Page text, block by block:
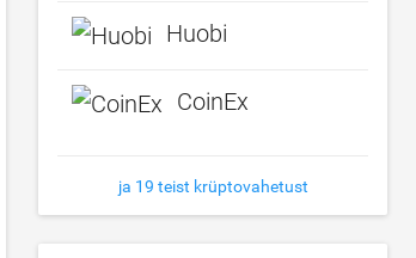
Huobi
CoinEx
ja 19 teist krüptovahetust